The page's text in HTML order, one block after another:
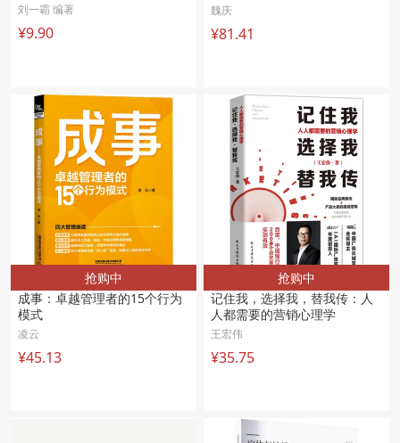
刘一霸 编著
¥9.90
魏庆
¥81.41
抢购中
成事：卓越管理者的15个行为
模式
凌云
¥45.13
抢购中
记住我，选择我，替我传：人
人都需要的营销心理学
王宏伟
¥35.75